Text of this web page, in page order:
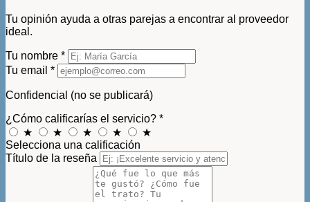
Tu opinión ayuda a otras parejas a encontrar al proveedor
ideal.
Tu nombre *
Tu email *
Confidencial (no se publicará)
¿Cómo calificarías el servicio? *
★
★ ★ ★
★
Selecciona una calificación
Título de la reseña